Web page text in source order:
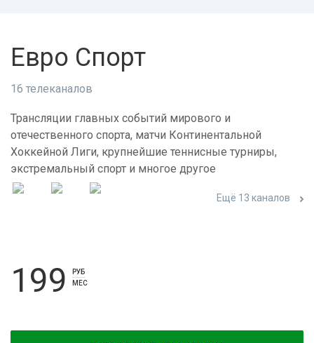
Евро Спорт
16 телеканалов
Трансляции главных событий мирового и
отечественного спорта, матчи Континентальной
Хоккейной Лиги, крупнейшие теннисные турниры,
экстремальный спорт и многое другое
Ещё 13 каналов
199
РУБ
МЕС